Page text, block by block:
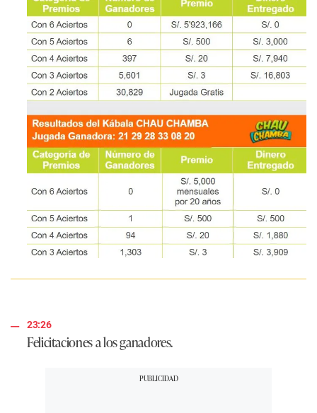
23:26
Felicitaciones a los ganadores.